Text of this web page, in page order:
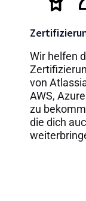
Wir helfen
von
AWS,
zu
die dich